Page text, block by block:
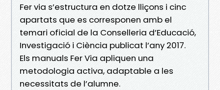
Fer via s’estructura en dotze lliçons i cinc
apartats que es corresponen amb el
temari oficial de la Conselleria d’Educació,
Investigació i Ciència publicat l’any 2017.
Els manuals Fer Via apliquen una
metodologia activa, adaptable a les
necessitats de l’alumne.